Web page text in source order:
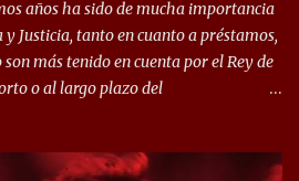
años ha sido de mucha importancia
y Justicia, tanto en cuanto a préstamos,
más tenido en cuenta por el Rey de
o al largo plazo del
Brian Romero, quien paso a